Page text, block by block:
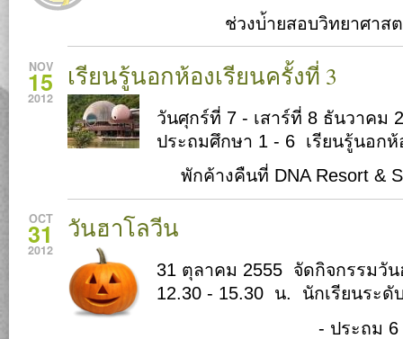
ช่วงบ่้ายสอบวิทยาศาส
NOV
15
2012
เรียนรู้นอกห้องเรียนครั้งที่ 3
วันศุกร์ที่ 7 - เสาร์ที่ 8 ธันวาคม
ประถมศึกษา 1 - 6 เรียนรู้นอกห้
พักค้างคืนที่ DNA Resort &
OCT
31
2012
วันฮาโลวีน
31 ตุลาคม 2555 จัดกิจกรรมวัน
12.30 - 15.30 น. นักเรียนระดั
- ประถม 6 นำชุด